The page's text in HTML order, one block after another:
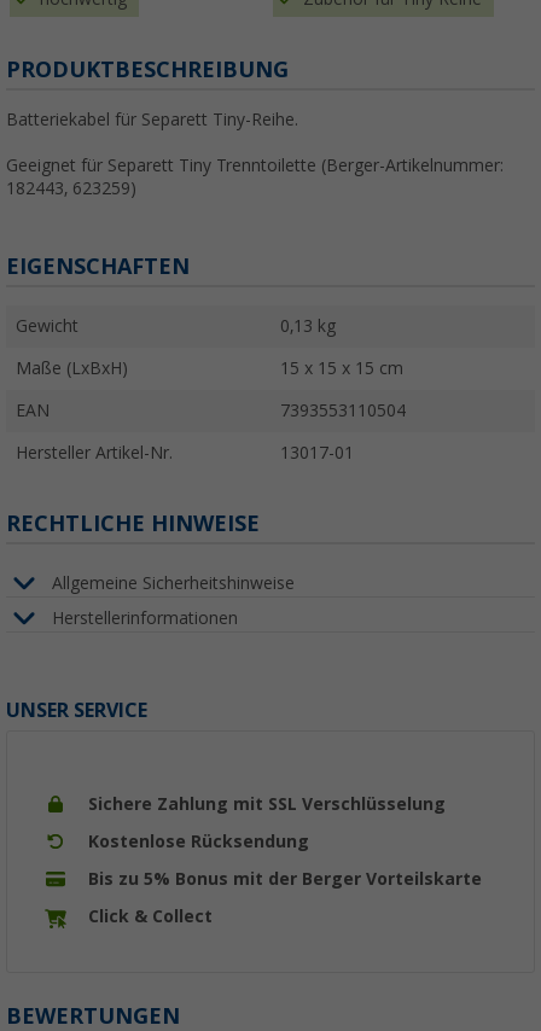
PRODUKTBESCHREIBUNG
Batteriekabel für Separett Tiny-Reihe.
Geeignet für Separett Tiny Trenntoilette (Berger-Artikelnummer:
182443, 623259)
EIGENSCHAFTEN
Gewicht 0,13 kg
Maße (LxBxH) 15 x 15 x 15 cm
EAN 7393553110504
Hersteller Artikel-Nr. 13017-01
RECHTLICHE HINWEISE
Allgemeine Sicherheitshinweise
Herstellerinformationen
UNSER SERVICE
Sichere Zahlung mit SSL Verschlüsselung
Kostenlose Rücksendung
Bis zu 5% Bonus mit der Berger Vorteilskarte
Click & Collect
BEWERTUNGEN